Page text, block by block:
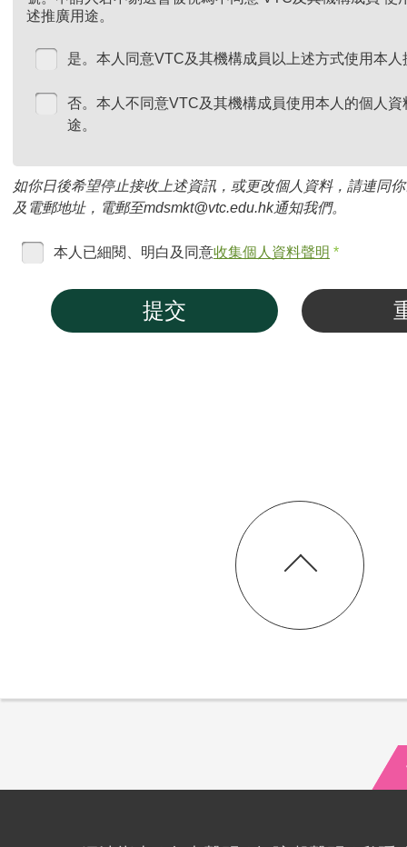
述推廣用途。
是。本人同意VTC及其機構成員以上述方式使用本
否。本人不同意VTC及其機構成員使用本人的個人
途。
如你日後希望停止接收上述資訊，或更改個人資料，請連同
及電郵地址，電郵至mdsmkt@vtc.edu.hk通知我們。
本人已細閱、明白及同意收集個人資料聲明 *
提交